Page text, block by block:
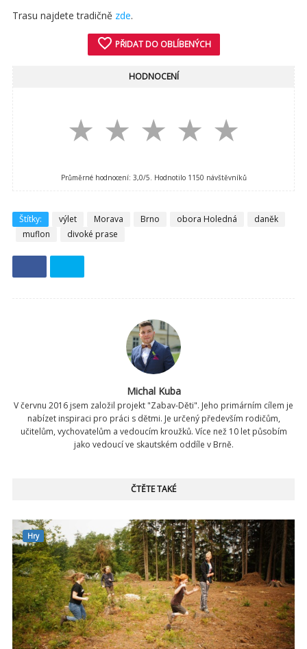
Trasu najdete tradičně zde.
favorite_border PŘIDAT DO OBLÍBENÝCH
HODNOCENÍ
★
★
★
★
★
Průměrné hodnocení: 3,0/5. Hodnotilo 1150 návštěvníků
Štítky: výlet Morava Brno obora Holedná
daněk
muflon
divoké prase
Michal Kuba
V červnu 2016 jsem založil projekt "Zabav-Děti". Jeho primárním cílem je
nabízet inspiraci pro práci s dětmi. Je určený především rodičům,
učitelům, vychovatelům a vedoucím kroužků. Více než 10 let působím
jako vedoucí ve skautském oddíle v Brně.
ČTĚTE TAKÉ
Hry